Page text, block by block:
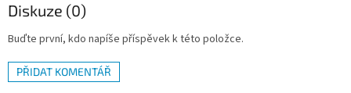
Diskuze (0)
Buďte první, kdo napíše příspěvek k této položce.
PŘIDAT KOMENTÁŘ